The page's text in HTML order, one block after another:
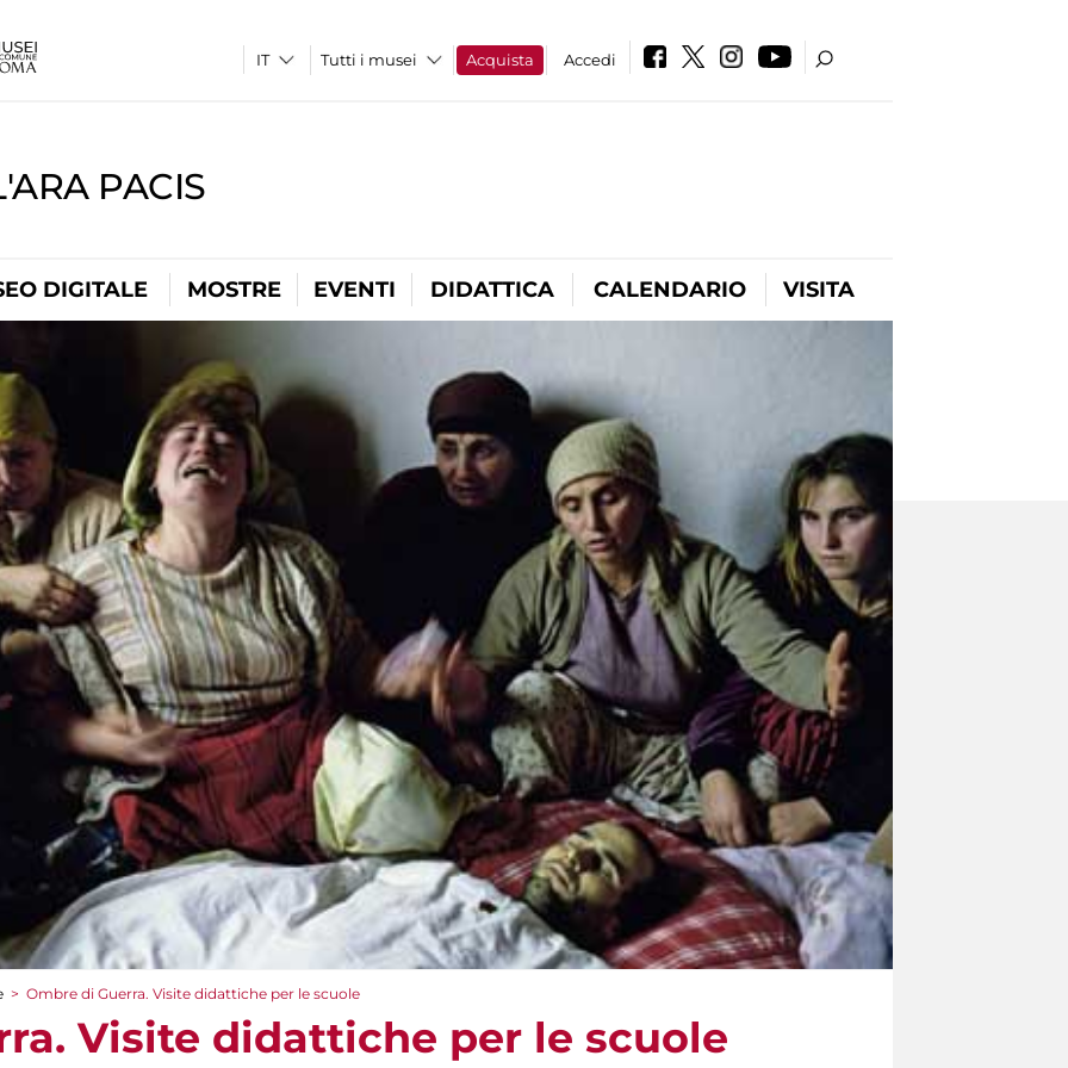
Tutti i musei Acquista Accedi
PACIS
DIGITALE MOSTRE EVENTI DIDATTICA CALENDARIO VISITA
> Ombre di Guerra. Visite didattiche per le scuole
Visite didattiche per le scuole